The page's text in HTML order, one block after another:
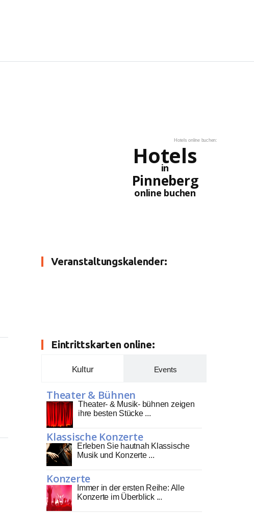
Hotels online buchen:
Hotels
in
Pinneberg
online buchen
Veranstaltungskalender:
Eintrittskarten online:
Kultur Events
Theater & Bühnen
Theater- & Musik- bühnen zeigen
ihre besten Stücke ...
Klassische Konzerte
Erleben Sie hautnah Klassische
Musik und Konzerte ...
Konzerte
Immer in der ersten Reihe: Alle
Konzerte im Überblick ...